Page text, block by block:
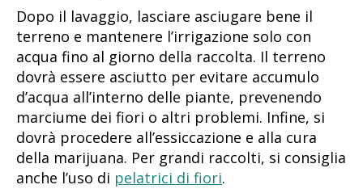
Dopo il lavaggio, lasciare asciugare bene il
terreno e mantenere l’irrigazione solo con
acqua fino al giorno della raccolta. Il terreno
dovrà essere asciutto per evitare accumulo
d’acqua all’interno delle piante, prevenendo
marciume dei fiori o altri problemi. Infine, si
dovrà procedere all’essiccazione e alla cura
della marijuana. Per grandi raccolti, si consiglia
anche l’uso di pelatrici di fiori.